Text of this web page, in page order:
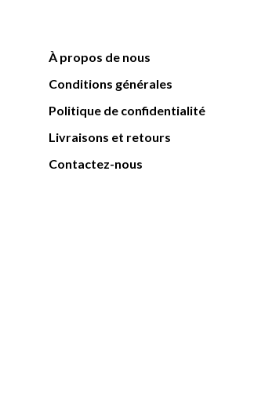
À propos de nous
Conditions générales
Politique de confidentialité
Livraisons et retours
Contactez-nous